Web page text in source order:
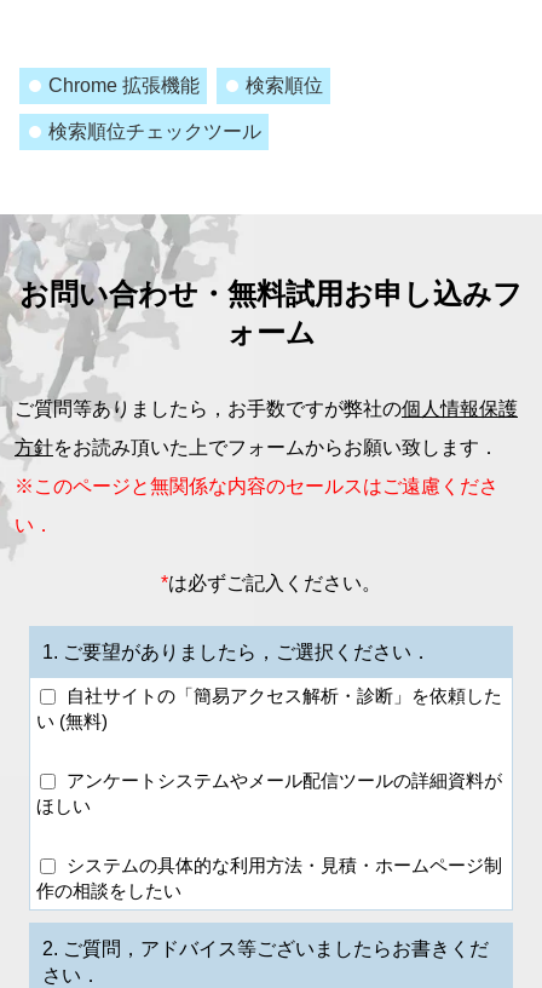
Chrome 拡張機能 検索順位
検索順位チェックツール
お問い合わせ・無料試用お申し込みフ
ォーム
ご質問等ありましたら，お手数ですが弊社の個人情報保護
方針をお読み頂いた上でフォームからお願い致します．
※このページと無関係な内容のセールスはご遠慮くださ
い．
*は必ずご記入ください。
1. ご要望がありましたら，ご選択ください．
自社サイトの「簡易アクセス解析・診断」を依頼した
い (無料)
アンケートシステムやメール配信ツールの詳細資料が
ほしい
システムの具体的な利用方法・見積・ホームページ制
作の相談をしたい
2. ご質問，アドバイス等ございましたらお書きくだ
さい．